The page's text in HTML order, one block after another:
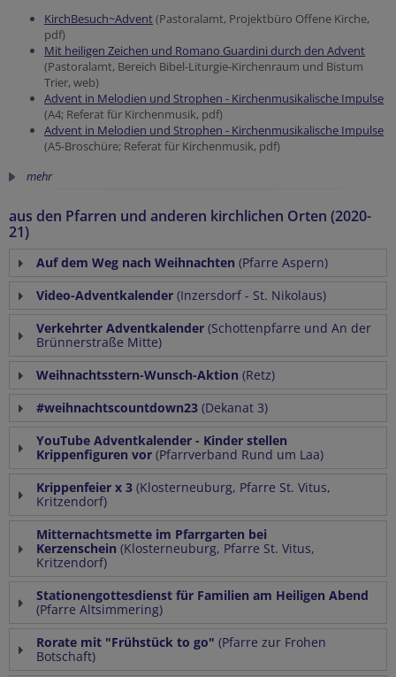
KirchBesuch~Advent(Pastoralamt, Projektbüro Offene Kirche,
pdf)
Mit heiligen Zeichen und Romano Guardini durch den Advent
(Pastoralamt, Bereich Bibel-Liturgie-Kirchenraum und Bistum
Trier, web)
Advent in Melodien und Strophen - Kirchenmusikalische Impulse
(A4; Referat für Kirchenmusik, pdf)
Advent in Melodien und Strophen - Kirchenmusikalische Impulse
(A5-Broschüre; Referat für Kirchenmusik, pdf)
mehr
aus den Pfarren und anderen kirchlichen Orten (2020-
21)
Auf dem Weg nach Weihnachten (Pfarre Aspern)
Video-Adventkalender (Inzersdorf - St. Nikolaus)
Verkehrter Adventkalender (Schottenpfarre und An der
Brünnerstraße Mitte)
Weihnachtsstern-Wunsch-Aktion (Retz)
#weihnachtscountdown23 (Dekanat 3)
YouTube Adventkalender - Kinder stellen
Krippenfiguren vor (Pfarrverband Rund um Laa)
Krippenfeier x 3 (Klosterneuburg, Pfarre St. Vitus,
Kritzendorf)
Mitternachtsmette im Pfarrgarten bei
Kerzenschein (Klosterneuburg, Pfarre St. Vitus,
Kritzendorf)
Stationengottesdienst für Familien am Heiligen Abend
(Pfarre Altsimmering)
Rorate mit "Frühstück to go" (Pfarre zur Frohen
Botschaft)